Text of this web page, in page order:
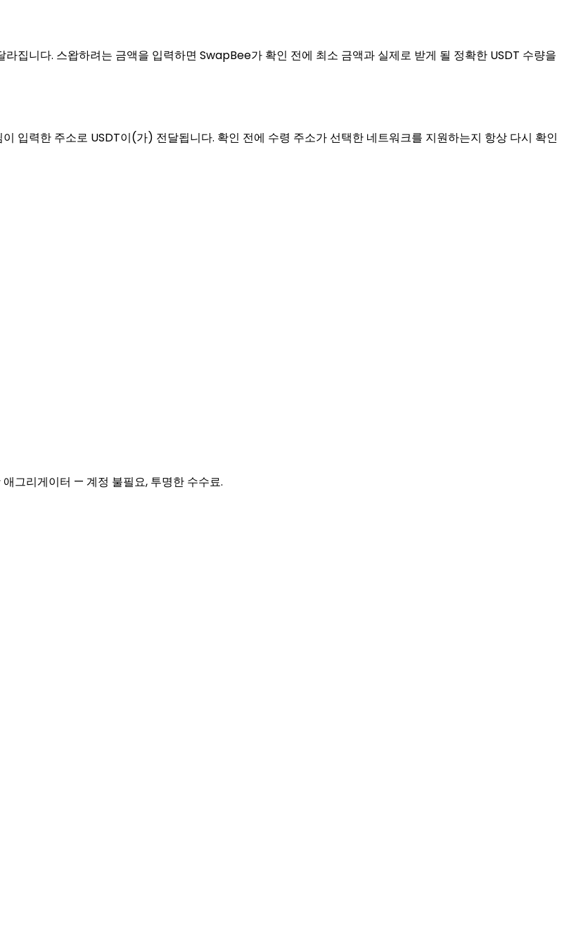
집니다. 스왑하려는 금액을 입력하면 SwapBee가 확인 전에 최소 금액과 실제로 받게 될 정확한 USDT 수량을
입력한 주소로 USDT이(가) 전달됩니다. 확인 전에 수령 주소가 선택한 네트워크를 지원하는지 항상 다시 확인
그리게이터 — 계정 불필요, 투명한 수수료.